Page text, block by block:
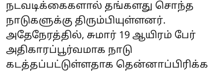
நடவடிக்கைகளால் தங்களது சொந்த
நாடுகளுக்கு திரும்பியுள்ளனர்.
அதேநேரத்தில், சுமார் 19 ஆயிரம் பேர்
அதிகாரப்பூர்வமாக நாடு
கடத்தப்பட்டுள்ளதாக தென்னாப்பிரிக்க